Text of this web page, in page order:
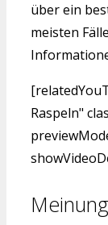
über ein
meisten
Raspeln"